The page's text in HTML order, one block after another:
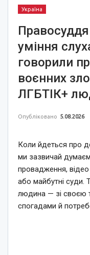
Україна
уміння
говорили
воєнних
ЛГБТІК+
Опубліковано 5.08.2026
Коли йдеться про
ми зазвичай
провадження, відео
або майбутні суди.
людина — зі своєю
спогадами й